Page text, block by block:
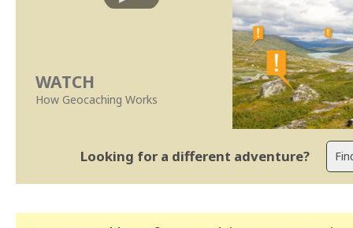
WATCH
How Geocaching Works
Looking for a different adventure?